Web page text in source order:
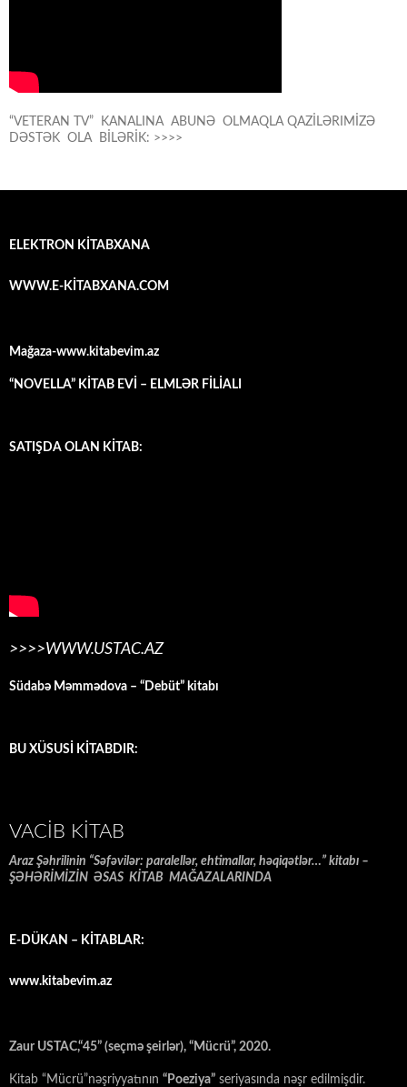
“VETERAN TV” KANALINA ABUNƏ OLMAQLA QAZİLƏRIMİZƏ
DƏSTƏK OLA BİLƏRİK: >>>>
ELEKTRON KİTABXANA
WWW.E-KİTABXANA.COM
Mağaza-www.kitabevim.az
“NOVELLA” KİTAB EVİ – ELMLƏR FİLİALI
SATIŞDA OLAN KİTAB:
>>>>WWW.USTAC.AZ
Südabə Məmmədova – “Debüt” kitabı
BU XÜSUSİ KİTABDIR:
VACIB KITAB
Araz Şəhrilinin “Səfəvilər: paralellər, ehtimallar, həqiqətlər…” kitabı –
ŞƏHƏRİMİZİN ƏSAS KİTAB MAĞAZALARINDA
E-DÜKAN – KİTABLAR:
www.kitabevim.az
Zaur USTAC,“45” (seçmə şeirlər), “Mücrü”, 2020.
Kitab “Mücrü”nəşriyyatının “Poeziya” seriyasında nəşr edilmişdir.